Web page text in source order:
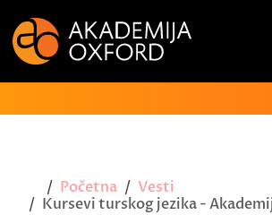
Početna
Vesti
Kursevi turskog jezika -